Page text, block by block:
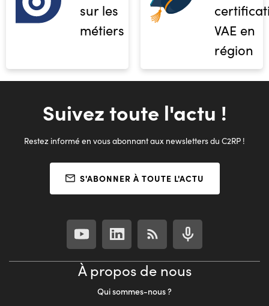
sur les
métiers
VAE en
région
Suivez toute l'actu !
Restez informé en vous abonnant aux newsletters du C2RP !
S'ABONNER À TOUTE L'ACTU
À propos de nous
Qui sommes-nous ?